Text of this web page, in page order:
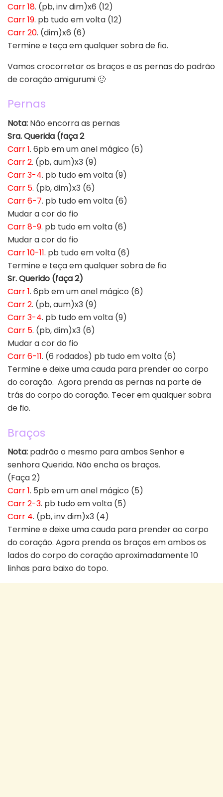
Carr 18. (pb, inv dim)x6 (12)
Carr 19. pb tudo em volta (12)
Carr 20. (dim)x6 (6)
Termine e teça em qualquer sobra de fio.
Vamos crocorretar os braços e as pernas do padrão
de coração amigurumi 🙂
Pernas
Nota: Não encorra as pernas
Sra. Querida (faça 2
Carr 1. 6pb em um anel mágico (6)
Carr 2. (pb, aum)x3 (9)
Carr 3-4. pb tudo em volta (9)
Carr 5. (pb, dim)x3 (6)
Carr 6-7. pb tudo em volta (6)
Mudar a cor do fio
Carr 8-9. pb tudo em volta (6)
Mudar a cor do fio
Carr 10-11. pb tudo em volta (6)
Termine e teça em qualquer sobra de fio
Sr. Querido (faça 2)
Carr 1. 6pb em um anel mágico (6)
Carr 2. (pb, aum)x3 (9)
Carr 3-4. pb tudo em volta (9)
Carr 5. (pb, dim)x3 (6)
Mudar a cor do fio
Carr 6-11. (6 rodados) pb tudo em volta (6)
Termine e deixe uma cauda para prender ao corpo
do coração. Agora prenda as pernas na parte de
trás do corpo do coração. Tecer em qualquer sobra
de fio.
Braços
Nota: padrão o mesmo para ambos Senhor e
senhora Querida. Não encha os braços.
(Faça 2)
Carr 1. 5pb em um anel mágico (5)
Carr 2-3. pb tudo em volta (5)
Carr 4. (pb, inv dim)x3 (4)
Termine e deixe uma cauda para prender ao corpo
do coração. Agora prenda os braços em ambos os
lados do corpo do coração aproximadamente 10
linhas para baixo do topo.